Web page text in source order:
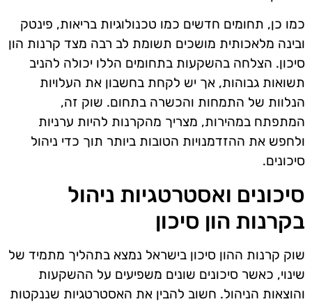
כמו כן, תחומים חדשים כמו טכנולוגיות בריאות, פינטק
ובינה מלאכותית מושכים תשומת לב רבה מצד קרנות הון
סיכון. הצלחה בהשקעות בתחומים הללו יכולה להניב
תשואות גבוהות, אך יש לקחת בחשבון את העלויות
הנלוות של התמחות והכשרה בתחום. שוק זה,
המתפתח במהירות, מצריך מהקרנות להיות ערניות
ולחפש את ההזדמנויות הטובות ביותר תוך כדי ניהול
סיכונים.
סיכונים ואסטרטגיות ניהול
בקרנות הון סיכון
שוק קרנות ההון סיכון בישראל נמצא בתהליך מתמיד של
שינוי, כאשר סיכונים שונים משפיעים על ההשקעות
והוצאות הניהול. חשוב להבין את האסטרטגיות שננקטות